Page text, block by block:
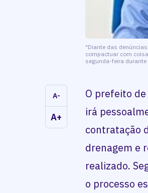
"Diante das
compactuar com
segunda-feira durante
A-
A+
O prefeito
irá
contratação
drenagem e
realizado.
o processo